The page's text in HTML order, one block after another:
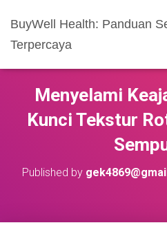
BuyWell Health: Panduan
Terpercaya
Menyelami
Kunci Tekstur
Published by